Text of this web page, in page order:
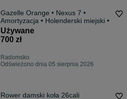
Gazelle Orange • Nexus 7 •
Amortyzacja • Holenderski miejski •
Używane
700 zł
Radomsko
Odświeżono dnia 05 sierpnia 2026
Rower damski koła 26cali